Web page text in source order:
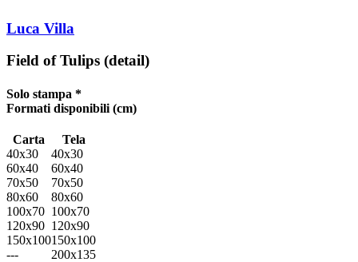
Luca Villa
Field of Tulips (detail)
Solo stampa *
Formati disponibili (cm)
Carta
Tela
40x30
40x30
60x40
60x40
70x50
70x50
80x60
80x60
100x70 100x70
120x90 120x90
150x100150x100
---
200x135